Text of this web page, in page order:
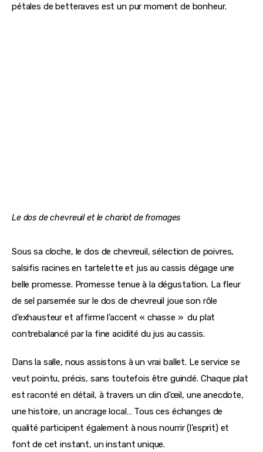
pétales de betteraves est un pur moment de bonheur.
Le dos de chevreuil et le chariot de fromages
Sous sa cloche, le dos de chevreuil, sélection de poivres,
salsifis racines en tartelette et jus au cassis dégage une
belle promesse. Promesse tenue à la dégustation. La fleur
de sel parsemée sur le dos de chevreuil joue son rôle
d’exhausteur et affirme l’accent « chasse »  du plat
contrebalancé par la fine acidité du jus au cassis.
Dans la salle, nous assistons à un vrai ballet. Le service se
veut pointu, précis, sans toutefois être guindé. Chaque plat
est raconté en détail, à travers un clin d’œil, une anecdote,
une histoire, un ancrage local… Tous ces échanges de
qualité participent également à nous nourrir (l’esprit) et
font de cet instant, un instant unique.